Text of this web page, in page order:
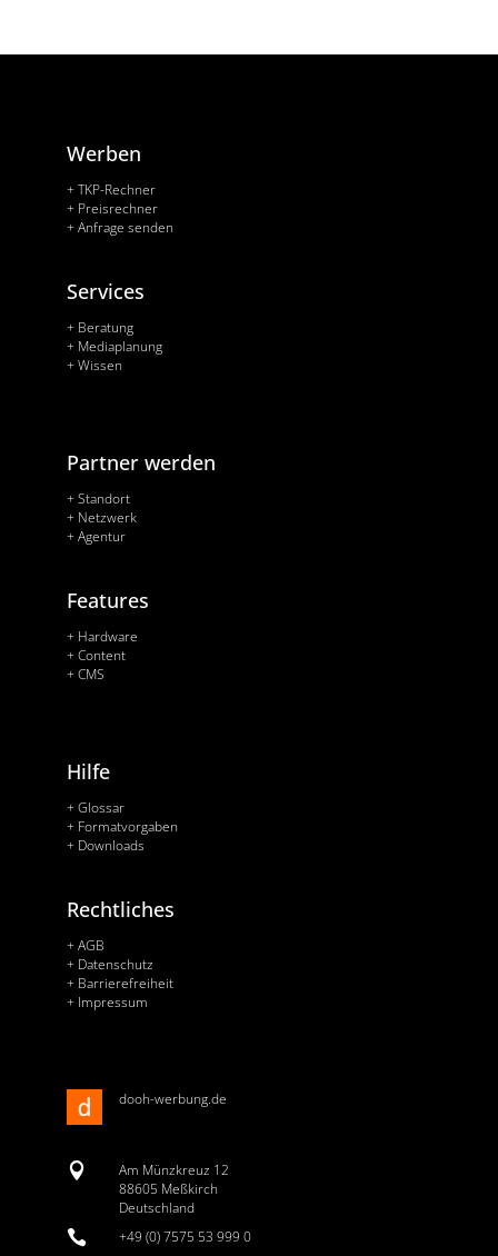
Werben
+ TKP-Rechner
+ Preisrechner
+ Anfrage senden
Services
+ Beratung
+ Mediaplanung
+ Wissen
Partner werden
+ Standort
+ Netzwerk
+ Agentur
Features
+ Hardware
+ Content
+ CMS
Hilfe
+ Glossar
+ Formatvorgaben
+ Downloads
Rechtliches
+ AGB
+ Datenschutz
+ Barrierefreiheit
+ Impressum
dooh-werbung.de

Am Münzkreuz 12
88605 Meßkirch
Deutschland
 +49 (0) 7575 53 999 0